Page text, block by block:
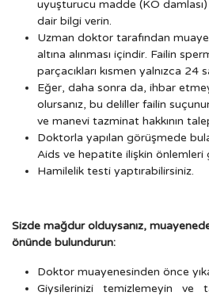
uyuşturucu madde (KO damlası)
dair bilgi verin.
Uzman doktor tarafından
altına alınması içindir. Failin
parçacıkları kısmen yalnızca
Eğer, daha sonra da, ihbar
olursanız, bu deliller failin
ve manevi tazminat hakkının
Doktorla yapılan görüşmede
Aids ve hepatite ilişkin önlemleri
Hamilelik testi yaptırabilirsiniz.
Sizde mağdur olduysanız,
önünde bulundurun:
Doktor muayenesinden önce
Giysilerinizi temizlemeyin